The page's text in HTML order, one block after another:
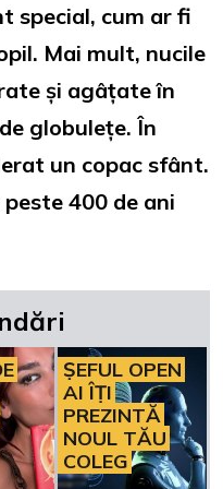
special, cum ar fi
Mai mult, nucile
și agâțate în
globulețe. În
un copac sfânt.
400 de ani
ȘEFUL OPEN
AI ÎȚI
PREZINTĂ
NOUL TĂU
COLEG